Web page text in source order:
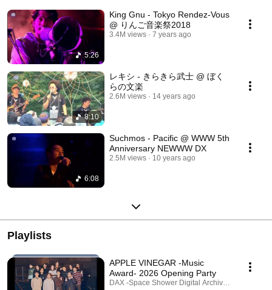
5:26
King Gnu - Tokyo Rendez-Vous
@ りんご音楽祭2018
3.4M views 7 years ago
8:10
レキシ - きらきら武士 @ ぼく
らの文楽
2.6M views 14 years ago
6:08
Suchmos - Pacific @ WWW 5th
Anniversary NEWWW DX
2.5M views 10 years ago
Playlists
APPLE VINEGAR -Music
Award- 2026 Opening Party
DAX -Space Shower Digital Archives X- · Playlist